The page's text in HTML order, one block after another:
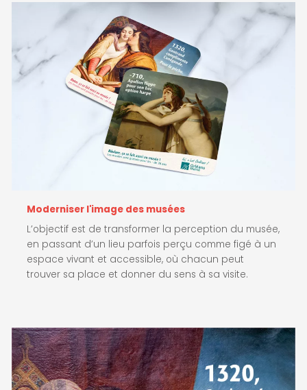
Moderniser l'image des musées
L’objectif est de transformer la perception du musée,
en passant d’un lieu parfois perçu comme figé à un
espace vivant et accessible, où chacun peut
trouver sa place et donner du sens à sa visite.